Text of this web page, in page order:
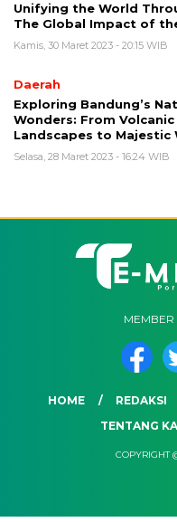
Unifying the World
The Global Impact of
Kamis, 30 Maret 2023 - 20:15 WIB
Daerah
Exploring Bandung’s
Wonders: From Volcanic
Landscapes to Majestic
Selasa, 28 Maret 2023 - 16:24 WIB
HOME REDAKSI
TENTANG
COPYRIGHT